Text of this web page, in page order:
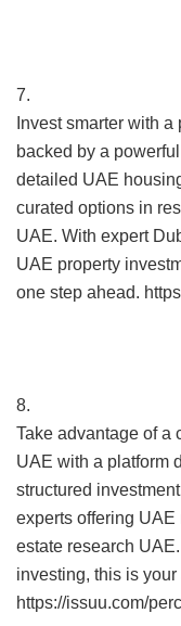
7.
Invest smarter with
backed by a
detailed UAE
curated options in
UAE. With expert
UAE property
one step ahead.
8.
Take advantage of a
UAE with a platform
structured
experts offering UAE
estate research
investing, this is
https://issuu.com/